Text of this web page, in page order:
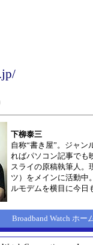
下柳泰三
自称“書き屋”。ジャン
ればパソコン記事でも
スライの原稿執筆人。
ツ）をメインに活動中
ルモデムを横目に今日
Broadband Watch ホー